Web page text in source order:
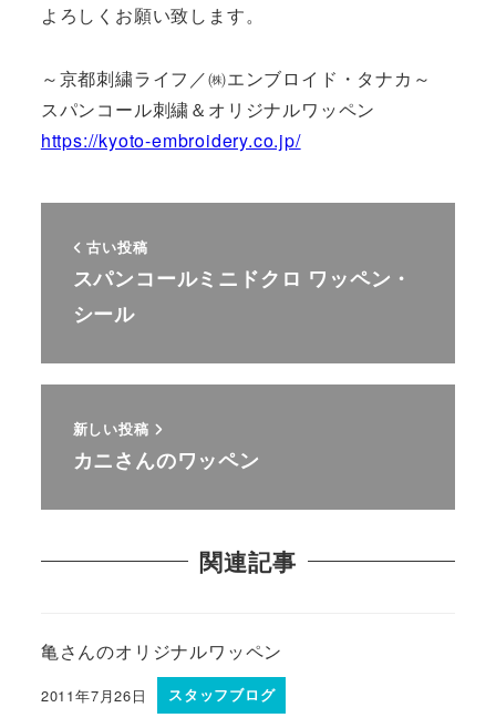
よろしくお願い致します。
～京都刺繍ライフ／㈱エンブロイド・タナカ～
スパンコール刺繍＆オリジナルワッペン
https://kyoto-embroidery.co.jp/
古い投稿
スパンコールミニドクロ ワッペン・
シール
新しい投稿
カニさんのワッペン
関連記事
亀さんのオリジナルワッペン
2011年7月26日 スタッフブログ